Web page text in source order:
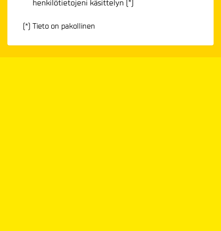
henkilötietojeni käsittelyn (*)
(*) Tieto on pakollinen